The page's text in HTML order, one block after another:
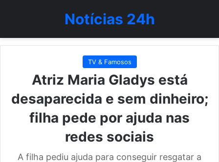
Notícias 24h
TV & Famosos
Atriz Maria Gladys está
desaparecida e sem dinheiro;
filha pede por ajuda nas
redes sociais
A filha pediu ajuda para conseguir resgatar a